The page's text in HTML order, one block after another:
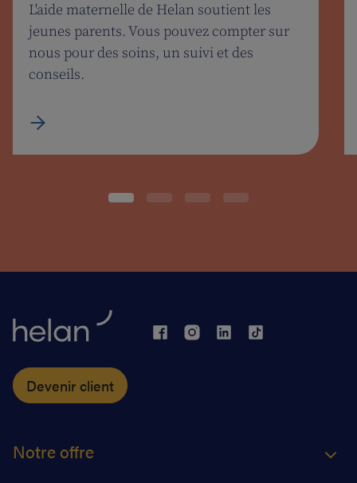
L'aide maternelle de Helan soutient les
jeunes parents. Vous pouvez compter sur
nous pour des soins, un suivi et des
conseils.
Devenir client
Notre offre